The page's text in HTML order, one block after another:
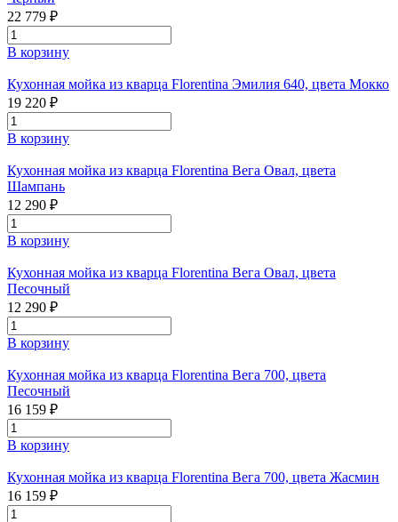
22 779 ₽
В корзину
Кухонная мойка из кварца Florentina Эмилия 640, цвета Мокко
19 220 ₽
В корзину
Кухонная мойка из кварца Florentina Вега Овал, цвета
Шампань
12 290 ₽
В корзину
Кухонная мойка из кварца Florentina Вега Овал, цвета
Песочный
12 290 ₽
В корзину
Кухонная мойка из кварца Florentina Вега 700, цвета
Песочный
16 159 ₽
В корзину
Кухонная мойка из кварца Florentina Вега 700, цвета Жасмин
16 159 ₽